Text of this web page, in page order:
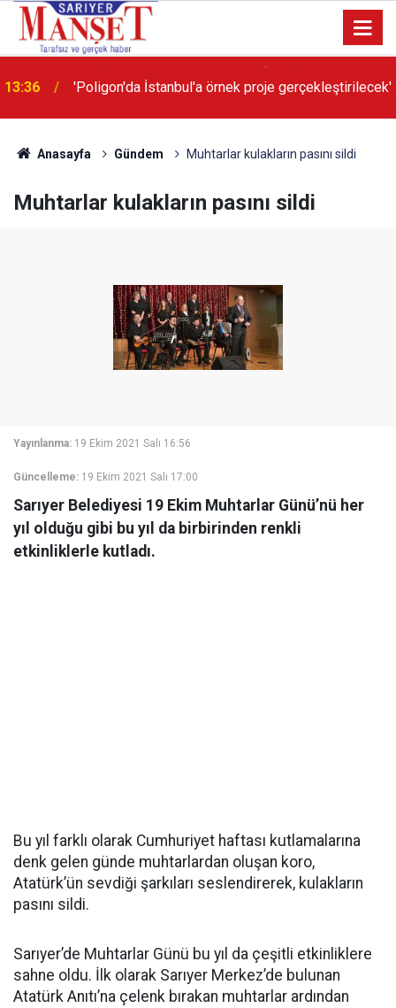
13:36 'Poligon'da İstanbul'a örnek proje gerçekleştirilecek'
Anasayfa Gündem Muhtarlar kulakların pasını sildi
Muhtarlar kulakların pasını sildi
Yayınlanma: 19 Ekim 2021 Salı 16:56
Güncelleme: 19 Ekim 2021 Salı 17:00
Sarıyer Belediyesi 19 Ekim Muhtarlar Günü’nü her
yıl olduğu gibi bu yıl da birbirinden renkli
etkinliklerle kutladı.
Bu yıl farklı olarak Cumhuriyet haftası kutlamalarına
denk gelen günde muhtarlardan oluşan koro,
Atatürk’ün sevdiği şarkıları seslendirerek, kulakların
pasını sildi.
Sarıyer’de Muhtarlar Günü bu yıl da çeşitli etkinliklere
sahne oldu. İlk olarak Sarıyer Merkez’de bulunan
Atatürk Anıtı’na çelenk bırakan muhtarlar ardından